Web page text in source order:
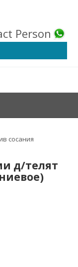
сосания
д/телят